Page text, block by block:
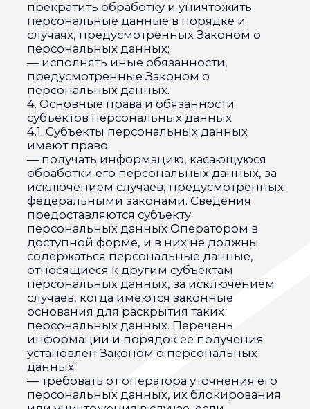
отвечают целям их обработки.
5.5. Содержание и объем
обрабатываемых персональных данных
соответствуют заявленным целям
обработки. Не допускается избыточность
обрабатываемых персональных данных
по отношению к заявленным целям их
обработки.
5.6. При обработке персональных
данных обеспечивается точность
персональных данных, их достаточность,
а в необходимых случаях и актуальность
по отношению к целям обработки
персональных данных. Оператор
принимает необходимые меры и/или
обеспечивает их принятие по удалению
или уточнению неполных или неточных
данных.
5.7. Хранение персональных данных
осуществляется в форме, позволяющей
определить субъекта персональных
данных, не дольше, чем этого требуют
цели обработки персональных данных,
если срок хранения персональных
данных не установлен федеральным
законом, договором, стороной которого,
выгодоприобретателем или
поручителем по которому является
субъект персональных данных.
Обрабатываемые персональные данные
уничтожаются либо обезличиваются по
достижении целей обработки или в
случае утраты необходимости в
достижении этих целей, если иное не
предусмотрено федеральным законом.
6. Цели обработки персональных данных
Цель обработки
заключение, исполнение и
прекращение гражданско-правовых
договоров
Персональные данные